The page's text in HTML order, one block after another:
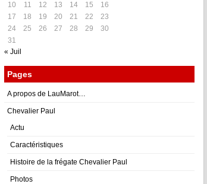
10
11 12 13 14 15
16
17
18 19 20 21 22
23
24
25 26 27 28 29
30
31
« Juil
Pages
A propos de LauMarot…
Chevalier Paul
Actu
Caractéristiques
Histoire de la frégate Chevalier Paul
Photos